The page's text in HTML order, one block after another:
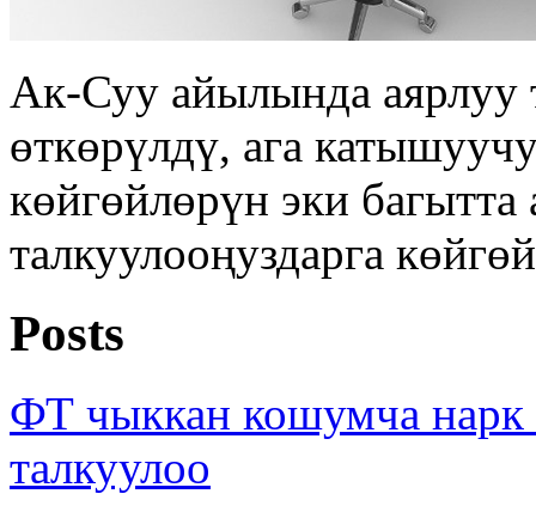
Ак-Суу айылында аярлуу
өткөрүлдү, ага
көйгөйлөрүн эки
талкуулооңуздарга
Posts
ФТ чыккан кошумча
талкуулоо